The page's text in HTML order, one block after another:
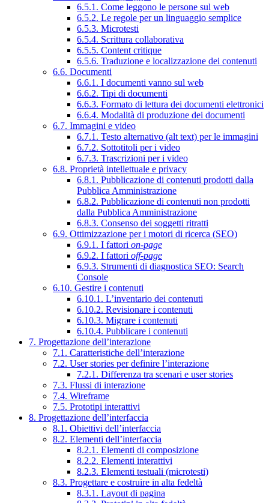
6.5.1. Come leggono le persone sul web
6.5.2. Le regole per un linguaggio semplice
6.5.3. Microtesti
6.5.4. Scrittura collaborativa
6.5.5. Content critique
6.5.6. Traduzione e localizzazione dei contenuti
6.6. Documenti
6.6.1. I documenti vanno sul web
6.6.2. Tipi di documenti
6.6.3. Formato di lettura dei documenti elettronici
6.6.4. Modalità di produzione dei documenti
6.7. Immagini e video
6.7.1. Testo alternativo (alt text) per le immagini
6.7.2. Sottotitoli per i video
6.7.3. Trascrizioni per i video
6.8. Proprietà intellettuale e privacy
6.8.1. Pubblicazione di contenuti prodotti dalla
Pubblica Amministrazione
6.8.2. Pubblicazione di contenuti non prodotti
dalla Pubblica Amministrazione
6.8.3. Consenso dei soggetti ritratti
6.9. Ottimizzazione per i motori di ricerca (SEO)
6.9.1. I fattori on-page
6.9.2. I fattori off-page
6.9.3. Strumenti di diagnostica SEO: Search
Console
6.10. Gestire i contenuti
6.10.1. L’inventario dei contenuti
6.10.2. Revisionare i contenuti
6.10.3. Migrare i contenuti
6.10.4. Pubblicare i contenuti
7. Progettazione dell’interazione
7.1. Caratteristiche dell’interazione
7.2. User stories per definire l’interazione
7.2.1. Differenza tra scenari e user stories
7.3. Flussi di interazione
7.4. Wireframe
7.5. Prototipi interattivi
8. Progettazione dell’interfaccia
8.1. Obiettivi dell’interfaccia
8.2. Elementi dell’interfaccia
8.2.1. Elementi di composizione
8.2.2. Elementi interattivi
8.2.3. Elementi testuali (microtesti)
8.3. Progettare e costruire in alta fedeltà
8.3.1. Layout di pagina